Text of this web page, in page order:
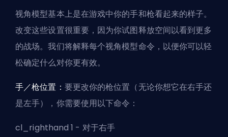
视角模型基本上是在游戏中你的手和枪看起来的样子。
改变这些设置很重要，因为你试图释放空间以看到更多
的战场。我们将解释每个视角模型命令，以便你可以轻
松确定什么对你更有效。
手／枪位置： 要更改你的枪位置（无论你想它在右手还
是左手），你需要使用以下命令：
cl_righthand 1 - 对于右手